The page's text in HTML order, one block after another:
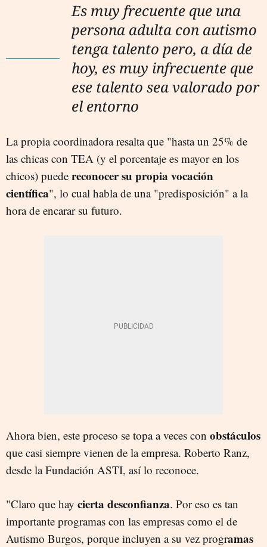
Es muy frecuente que una
persona adulta con autismo
tenga talento pero, a día de
hoy, es muy infrecuente que
ese talento sea valorado por
el entorno
La propia coordinadora resalta que "hasta un 25% de
las chicas con TEA (y el porcentaje es mayor en los
chicos) puede reconocer su propia vocación
científica", lo cual habla de una "predisposición" a la
hora de encarar su futuro.
Ahora bien, este proceso se topa a veces con obstáculos
que casi siempre vienen de la empresa. Roberto Ranz,
desde la Fundación ASTI, así lo reconoce.
"Claro que hay cierta desconfianza. Por eso es tan
importante programas con las empresas como el de
Autismo Burgos, porque incluyen a su vez programas